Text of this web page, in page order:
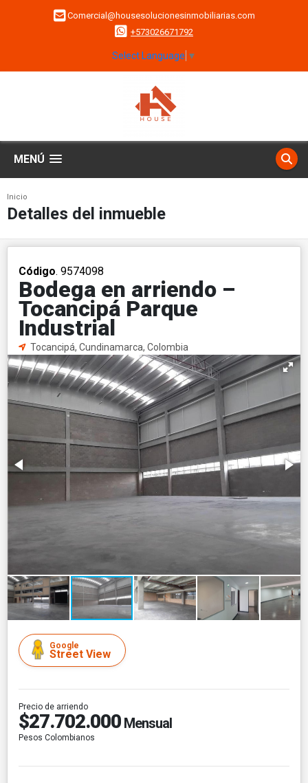
Comercial@housesolucionesinmobiliarias.com
+573026671792
Select Language ▼
MENÚ
Inicio
Detalles del inmueble
Código. 9574098
Bodega en arriendo –
Tocancipá Parque
Industrial
Tocancipá, Cundinamarca, Colombia
Google
Street View
Precio de arriendo
$27.702.000 Mensual
Pesos Colombianos